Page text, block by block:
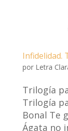
Infidelidad.
por Letra
Trilogía
Trilogía
Bonal Te
Ágata no